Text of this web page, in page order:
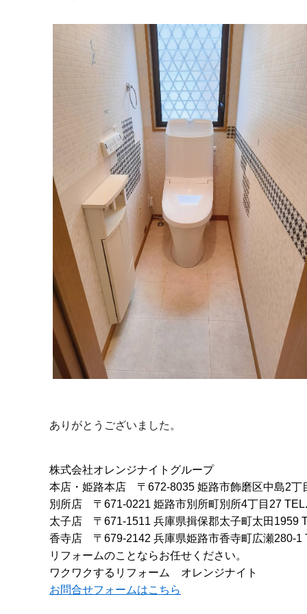
ありがとうございました。
株式会社オレンジナイトグループ
本店・姫路本店
〒672-8035 姫路市飾磨区中島2
別所店
〒671-0221 姫路市別所町別所4丁目27
太子店
〒671-1511 兵庫県揖保郡太子町太田1959
香寺店
〒679-2142 兵庫県姫路市香寺町広瀬280-1
リフォームのことならお任せください。
ワクワクするリフォーム オレンジナイト
お問合せフォームはこちら